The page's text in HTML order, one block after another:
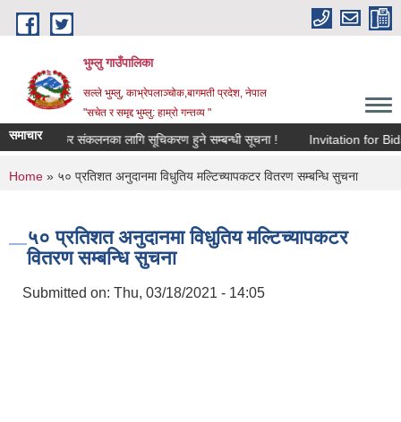
Skip to main content
भुम्लु गाउँपालिका
सल्ले भुम्लु, काभ्रेपलाञ्चोक,बागमती प्रदेश, नेपाल
"सचेत र समृद्द भुम्लु: हाम्राे गन्तव्य "
समाचार
विज्ञापन कर संकलनका लागि सूचिकरण हुने सम्बन्धी सूचना ! Invitation
You are here
Home » ५० प्रतिशत अनुदानमा विधुतिय मल्टिच्यापकटर वितरण सम्बन्धि सुचना
५० प्रतिशत अनुदानमा विधुतिय मल्टिच्यापकटर
वितरण सम्बन्धि सुचना
Submitted on: Thu, 03/18/2021 - 14:05